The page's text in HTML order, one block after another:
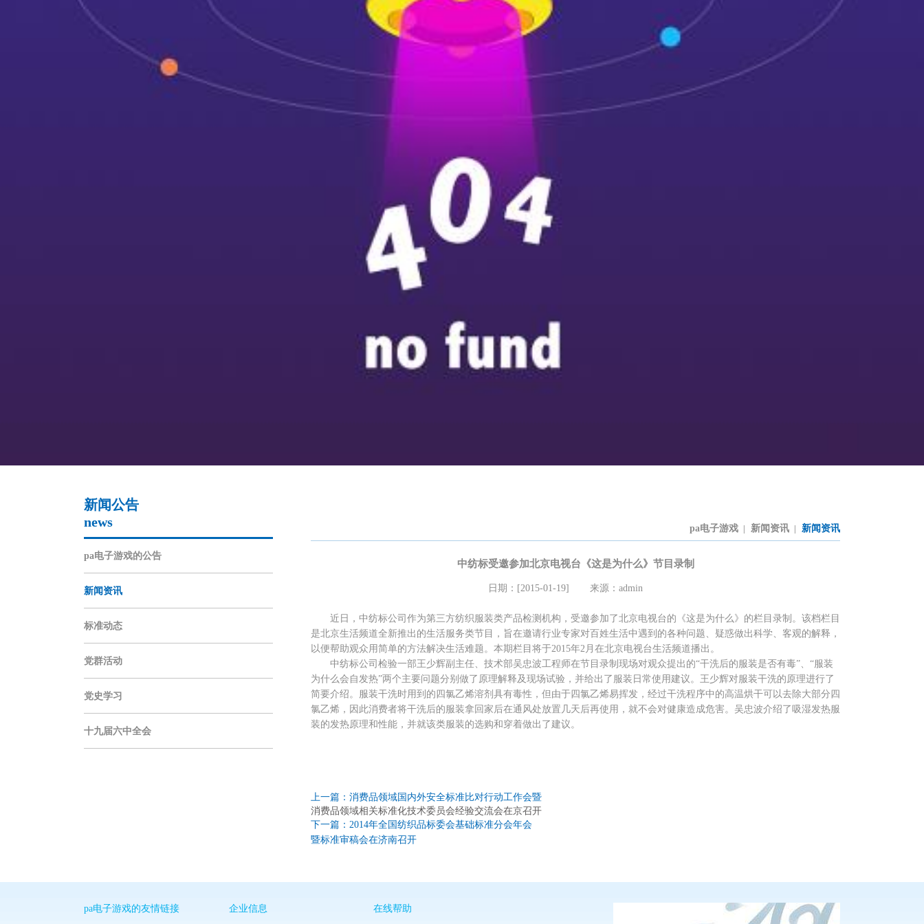
新闻公告
news
pa电子游戏的公告
新闻资讯
标准动态
党群活动
党史学习
十九届六中全会
pa电子游戏 新闻资讯 新闻资讯
中纺标受邀参加北京电视台《这是为什么》节目录制
日期：[2015-01-19] 来源：admin
近日，中纺标公司作为第三方纺织服装类产品检测机构，受邀参加了北京电视台的《这是为什么》的栏目录制。该档栏目
是北京生活频道全新推出的生活服务类节目，旨在邀请行业专家对百姓生活中遇到的各种问题、疑惑做出科学、客观的解释，
以便帮助观众用简单的方法解决生活难题。本期栏目将于2015年2月在北京电视台生活频道播出。
中纺标公司检验一部王少辉副主任、技术部吴忠波工程师在节目录制现场对观众提出的“干洗后的服装是否有毒”、“服装
为什么会自发热”两个主要问题分别做了原理解释及现场试验，并给出了服装日常使用建议。王少辉对服装干洗的原理进行了
简要介绍。服装干洗时用到的四氯乙烯溶剂具有毒性，但由于四氯乙烯易挥发，经过干洗程序中的高温烘干可以去除大部分四
氯乙烯，因此消费者将干洗后的服装拿回家后在通风处放置几天后再使用，就不会对健康造成危害。吴忠波介绍了吸湿发热服
装的发热原理和性能，并就该类服装的选购和穿着做出了建议。
上一篇： 消费品领域国内外安全标准比对行动工作会暨
消费品领域相关标准化技术委员会经验交流会在京召开
下一篇： 2014年全国纺织品标委会基础标准分会年会
暨标准审稿会在济南召开
pa电子游戏的友情链接 企业信息 在线帮助